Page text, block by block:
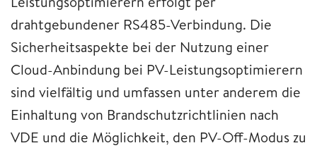
drahtgebundener RS485-Verbindung. Die
Sicherheitsaspekte bei der Nutzung einer
Cloud-Anbindung bei PV-Leistungsoptimierern
sind vielfältig und umfassen unter anderem die
Einhaltung von Brandschutzrichtlinien nach
VDE und die Möglichkeit, den PV-Off-Modus zu